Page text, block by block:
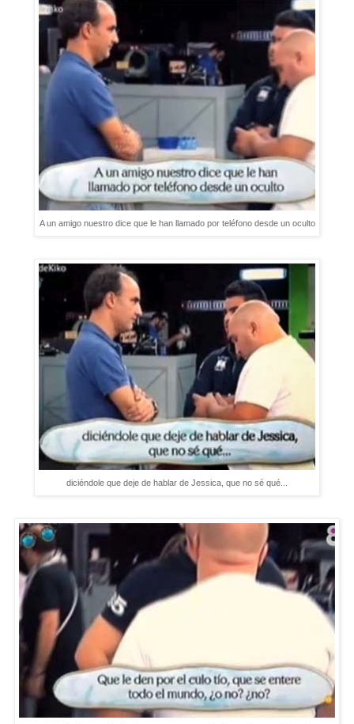
A un amigo nuestro dice que le han llamado por teléfono desde un oculto
diciéndole que deje de hablar de Jessica, que no sé qué...